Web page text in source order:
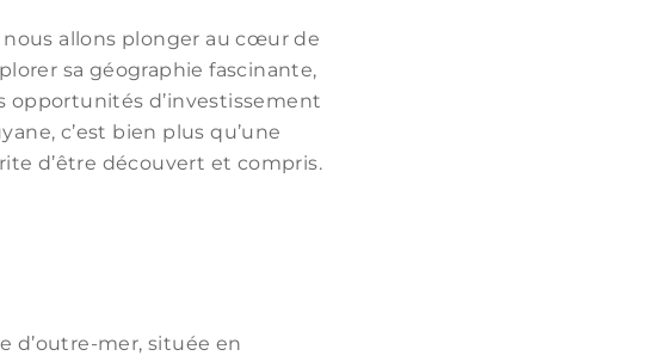
allons plonger au cœur de
sa géographie fascinante,
opportunités d’investissement
c’est bien plus qu’une
d’être découvert et compris.
d’outre-mer, située en